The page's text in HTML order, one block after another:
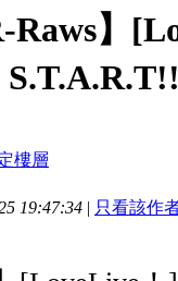
Raws】
19:47:34 | 只看該作